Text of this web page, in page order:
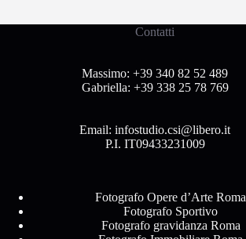
Contatti
Massimo: +39 340 82 52 489
Gabriella: +39 338 25 78 769
Email:infostudio.csi@libero.it
P.I. IT09433231009
Fotografo Opere d’Arte Roma
Fotografo Sportivo
Fotografo gravidanza Roma